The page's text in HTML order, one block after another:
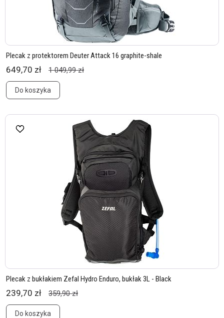
Plecak z protektorem Deuter Attack 16 graphite-shale
649,70 zł 1 049,99 zł
Do koszyka
Plecak z bukłakiem Zefal Hydro Enduro, bukłak 3L - Black
239,70 zł 359,90 zł
Do koszyka